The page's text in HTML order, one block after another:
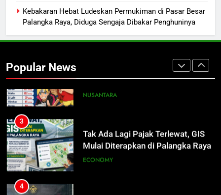
Kebakaran Hebat Ludeskan Permukiman di Pasar Besar
Palangka Raya, Diduga Sengaja Dibakar Penghuninya
Popular News
NUSANTARA
Nama Tokoh Anime Ramai Dipakai
Warga Indonesia, Ada Uzumaki, D.
Luffy, Shinchan, hingga Doraemon
3
ECONOMY
4